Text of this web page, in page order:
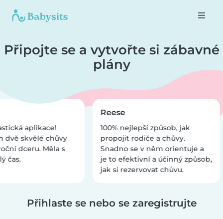
Připojte se a vytvořte si zábavné
plány
aplikace!
dvě skvělé chůvy
dceru. Měla s
čas.
Reese
100% nejlepší způsob, jak
propojit rodiče a chůvy.
Snadno se v něm orientuje a
je to efektivní a účinný způsob,
jak si rezervovat chůvu.
Přihlaste se nebo se zaregistrujte